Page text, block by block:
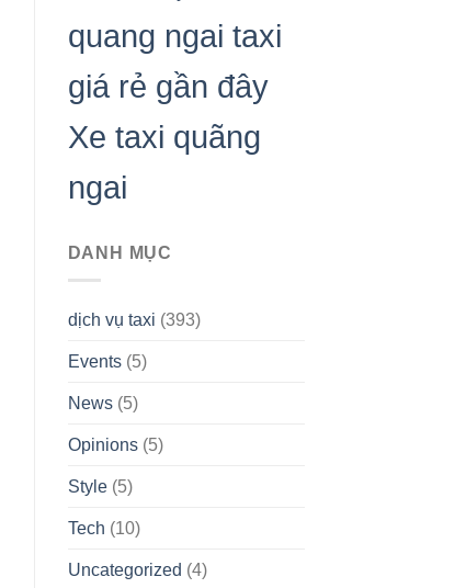
quang ngai taxi
giá rẻ gần đây
Xe taxi quãng
ngai
DANH MỤC
dịch vụ taxi (393)
Events(5)
News(5)
Opinions(5)
Style(5)
Tech (10)
Uncategorized (4)